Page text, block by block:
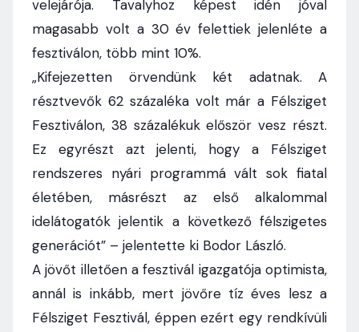
velejárója. Tavalyhoz képest idén jóval
magasabb volt a 30 év felettiek jelenléte a
fesztiválon, több mint 10%.
„Kifejezetten örvendünk két adatnak. A
résztvevők 62 százaléka volt már a Félsziget
Fesztiválon, 38 százalékuk először vesz részt.
Ez egyrészt azt jelenti, hogy a Félsziget
rendszeres nyári programmá vált sok fiatal
életében, másrészt az első alkalommal
idelátogatók jelentik a következő félszigetes
generációt” – jelentette ki Bodor László.
A jövőt illetően a fesztivál igazgatója optimista,
annál is inkább, mert jövőre tíz éves lesz a
Félsziget Fesztivál, éppen ezért egy rendkívüli